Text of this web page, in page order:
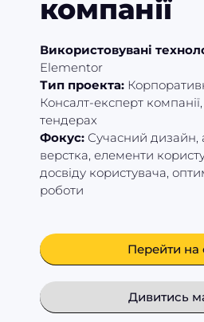
компанії
Використовувані
Elementor
Тип проекта:
Консалт-експерт
тендерах
Фокус: Сучасний дизайн,
верстка, елементи
досвіду користувача,
роботи
Перейти на
Дивитись